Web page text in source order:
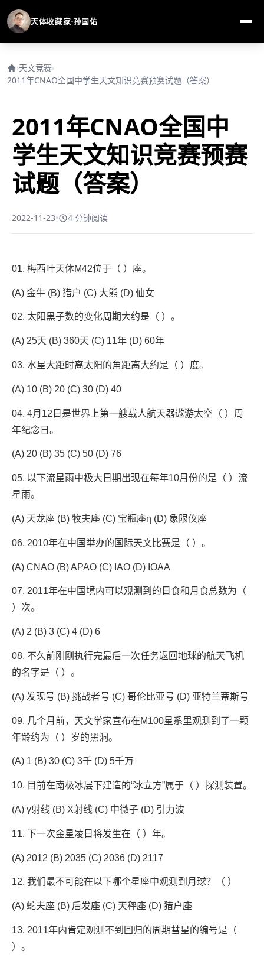
天体收藏家-孙国佑
›天文竞赛›
2011年CNAO全国中学生天文知识竞赛预赛试题（答案）
2011年CNAO全国中
学生天文知识竞赛预赛
试题（答案）
2022-11-23• 4 分钟阅读
01. 梅西叶天体M42位于（ ）座。
(A) 金牛 (B) 猎户 (C) 大熊 (D) 仙女
02. 太阳黑子数的变化周期大约是（ ）。
(A) 25天 (B) 360天 (C) 11年 (D) 60年
03. 水星大距时离太阳的角距离大约是（ ）度。
(A) 10 (B) 20 (C) 30 (D) 40
04. 4月12日是世界上第一艘载人航天器遨游太空（ ）周
年纪念日。
(A) 20 (B) 35 (C) 50 (D) 76
05. 以下流星雨中极大日期出现在每年10月份的是（ ）流
星雨。
(A) 天龙座 (B) 牧夫座 (C) 宝瓶座η (D) 象限仪座
06. 2010年在中国举办的国际天文比赛是（ ）。
(A) CNAO (B) APAO (C) IAO (D) IOAA
07. 2011年在中国境内可以观测到的日食和月食总数为（
）次。
(A) 2 (B) 3 (C) 4 (D) 6
08. 不久前刚刚执行完最后一次任务返回地球的航天飞机
的名字是（ ）。
(A) 发现号 (B) 挑战者号 (C) 哥伦比亚号 (D) 亚特兰蒂斯号
09. 几个月前，天文学家宣布在M100星系里观测到了一颗
年龄约为（ ）岁的黑洞。
(A) 1 (B) 30 (C) 3千 (D) 5千万
10. 目前在南极冰层下建造的“冰立方”属于（ ）探测装置。
(A) γ射线 (B) X射线 (C) 中微子 (D) 引力波
11. 下一次金星凌日将发生在（ ）年。
(A) 2012 (B) 2035 (C) 2036 (D) 2117
12. 我们最不可能在以下哪个星座中观测到月球？（ ）
(A) 蛇夫座 (B) 后发座 (C) 天秤座 (D) 猎户座
13. 2011年内肯定观测不到回归的周期彗星的编号是（
）。